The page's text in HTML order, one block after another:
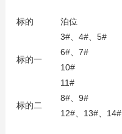
标的 泊位
标的一
3#、4#、5#
6#、7#
10#
11#
标的二
8#、9#
12#、13#、14#